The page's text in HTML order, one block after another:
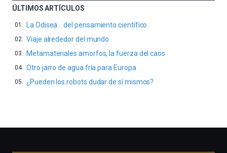
Cátedra…
ÚLTIMOS ARTÍCULOS
La Odisea… del pensamiento científico
Viaje alrededor del mundo
Metamateriales amorfos, la fuerza del caos
Otro jarro de agua fría para Europa
¿Pueden los robots dudar de sí mismos?